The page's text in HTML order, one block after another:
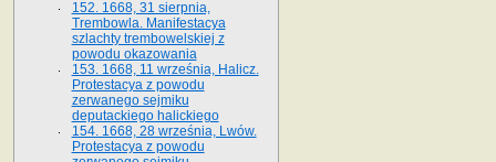
152. 1668, 31 sierpnia,
Trembowla. Manifestacya
szlachty trembowelskiej z
powodu okazowania
153. 1668, 11 września, Halicz.
Protestacya z powodu
zerwanego sejmiku
deputackiego halickiego
154. 1668, 28 września, Lwów.
Protestacya z powodu